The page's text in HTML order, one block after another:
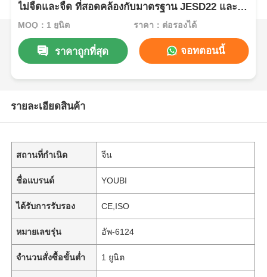
ไม่จืดและจืด ที่สอดคล้องกับมาตรฐาน JESD22 และ
ช่วง 105oC ~ 132oC
MOQ：1 ยูนิต ราคา：ต่อรองได้
ราคาถูกที่สุด จอทตอนนี้
รายละเอียดสินค้า
สถานที่กำเนิด จีน
ชื่อแบรนด์ YOUBI
ได้รับการรับรอง CE,ISO
หมายเลขรุ่น อัพ-6124
จำนวนสั่งซื้อขั้นต่ำ 1 ยูนิต